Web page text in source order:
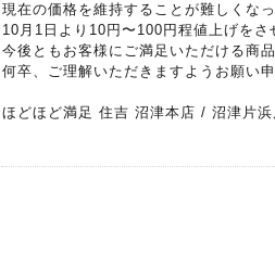
現在の価格を維持することが難しくな
10月1日より10円〜100円程値上げをさ
今後ともお客様にご満足いただける商
何卒、ご理解いただきますようお願い申
ほどほど満足 住吉 沼津本店 / 沼津片浜